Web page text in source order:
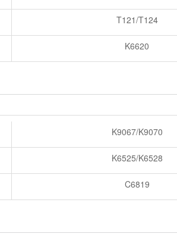
T121/T124
K6620
K9067/K9070
K6525/K6528
C6819